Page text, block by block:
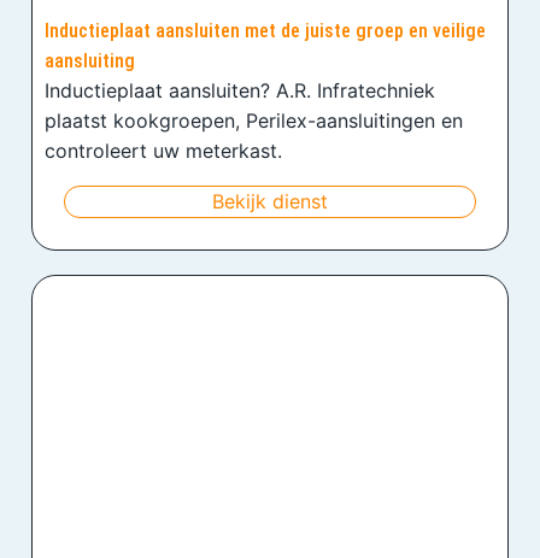
Inductieplaat aansluiten met de juiste groep en veilige
aansluiting
Inductieplaat aansluiten? A.R. Infratechniek
plaatst kookgroepen, Perilex-aansluitingen en
controleert uw meterkast.
Bekijk dienst